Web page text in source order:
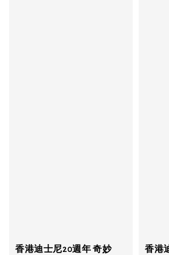
香港迪士尼20週年 奇妙
香港